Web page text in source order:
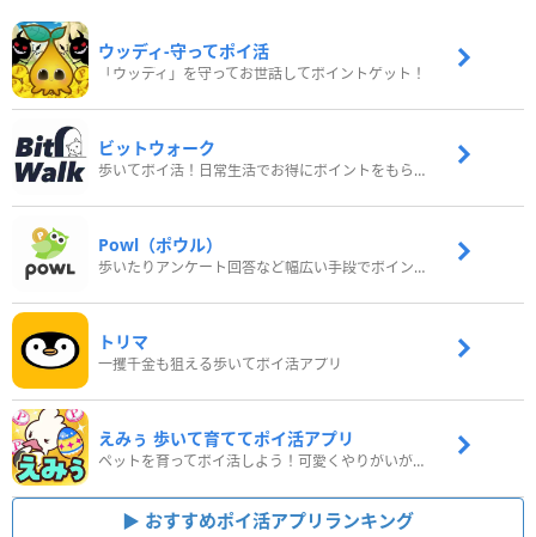
ウッディ‐守ってポイ活
「ウッディ」を守ってお世話してポイントゲット！
ビットウォーク
歩いてポイ活！日常生活でお得にポイントをもらおう
Powl（ポウル）
歩いたりアンケート回答など幅広い手段でポイントをゲット
トリマ
一攫千金も狙える歩いてポイ活アプリ
えみぅ 歩いて育ててポイ活アプリ
ペットを育ってポイ活しよう！可愛くやりがいがある新感覚アプリ
おすすめポイ活アプリランキング